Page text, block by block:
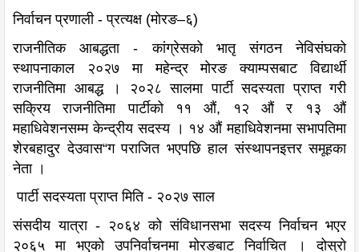
निर्वाचन प्रणाली - प्रत्यक्ष (मोरङ–६)
राजनीतिक आबद्धता - कांग्रेसको भातृ संगठन नेविसंघको
स्थापनाकाल २०२७ मा महेन्द्र मोरङ क्याम्पसबाट विद्यार्थी
राजनीतिमा आबद्ध । २०२८ सालमा पार्टी सदस्यता प्राप्त गरी
सक्रिय राजनीतिमा पार्टीको ११ औं, १२ औं र १३ औं
महाधिवेशनसम्म केन्द्रीय सदस्य । १४ औं महाधिवेशनमा सभापतिमा
शेरबहादुर देउवास“ग पराजित भएपछि हाल संस्थापनइत्तर समूहका
नेता ।
पार्टी सदस्यता प्राप्त मिति - २०२७ साल
संसदीय यात्रा - २०६४ को संविधानसभा सदस्य निर्वाचन भएर
२०६५ मा भएको उपनिर्वाचनमा मोरङबाट निर्वाचित । दोस्रो